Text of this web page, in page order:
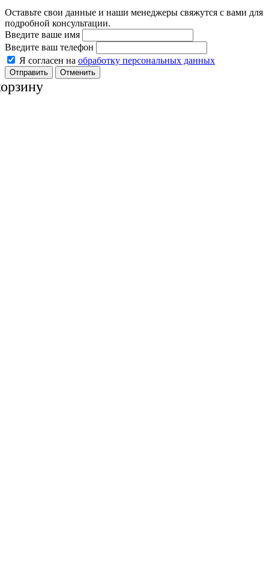
Оставьте свои данные и наши менеджеры свяжутся с вами для
подробной консультации.
Введите ваше имя
Введите ваш телефон
Я согласен на обработку персональных данных
Отменить